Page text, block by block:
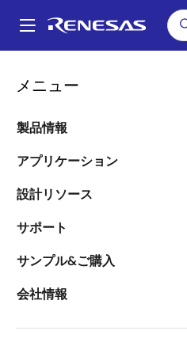
ン
メニュー
製品情報
アプリケーション
設計リソース
サポート
サンプル&ご購入
会社情報
パ
ン
く
ず
「福島県沖地震」による当社事業活
「福島県沖地
社事業活動へ
て